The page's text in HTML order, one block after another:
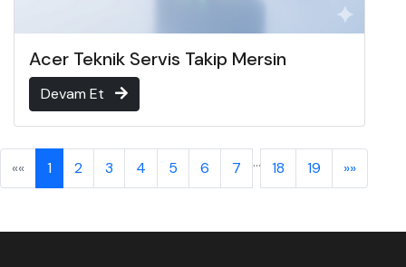
Acer Teknik Servis Takip Mersin
Devam Et
«« 1 2 3 4 5 6 7 ... 18 19 »»